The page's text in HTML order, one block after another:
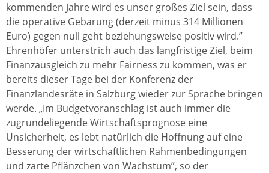
kommenden Jahre wird es unser großes Ziel sein, dass
die operative Gebarung (derzeit minus 314 Millionen
Euro) gegen null geht beziehungsweise positiv wird.”
Ehrenhöfer unterstrich auch das langfristige Ziel, beim
Finanzausgleich zu mehr Fairness zu kommen, was er
bereits dieser Tage bei der Konferenz der
Finanzlandesräte in Salzburg wieder zur Sprache bringen
werde. „Im Budgetvoranschlag ist auch immer die
zugrundeliegende Wirtschaftsprognose eine
Unsicherheit, es lebt natürlich die Hoffnung auf eine
Besserung der wirtschaftlichen Rahmenbedingungen
und zarte Pflänzchen von Wachstum”, so der